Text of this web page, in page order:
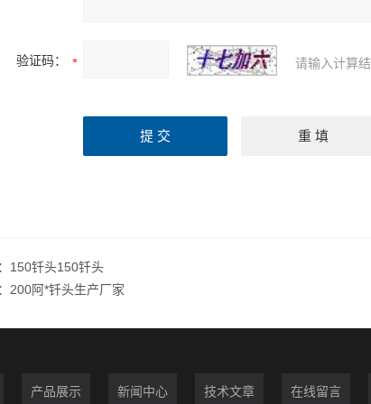
验证码： 请输入计算
150钎头150钎头
200阿*钎头生产厂家
产品展示 新闻中心 技术文章 在线留言